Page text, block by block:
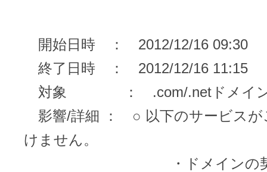
得に！
メールマーケティング
ドメインパーキング
メール転送/URL転送
お名前.com 転送Plus
お問い合わせ
メール・電話・チャットはこ
開始日時 ： 2012/12/16 09:30
終了日時 ： 2012/12/16 11:15
対象 ： .com/.netドメイ
影響/詳細 ： ○ 以下のサービスが
けません。
・ドメインの契約